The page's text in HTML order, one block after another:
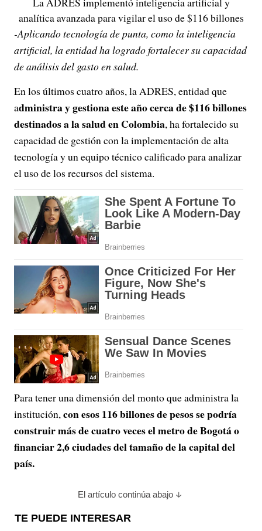
analítica avanzada para vigilar el uso de $116 billones
-Aplicando tecnología de punta, como la inteligencia
artificial, la entidad ha logrado fortalecer su capacidad
de análisis del gasto en salud.
En los últimos cuatro años, la ADRES, entidad que
administra y gestiona este año cerca de $116 billones
destinados a la salud en Colombia, ha fortalecido su
capacidad de gestión con la implementación de alta
tecnología y un equipo técnico calificado para analizar
el uso de los recursos del sistema.
Para tener una dimensión del monto que administra la
institución, con esos 116 billones de pesos se podría
construir más de cuatro veces el metro de Bogotá o
financiar 2,6 ciudades del tamaño de la capital del
país.
El artículo continúa abajo
TE PUEDE INTERESAR